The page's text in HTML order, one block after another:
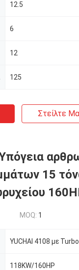
12.5
6
12
125
Στείλτε
15
MOQ: 1
YUCHAI 4108 με
118KW/160HP